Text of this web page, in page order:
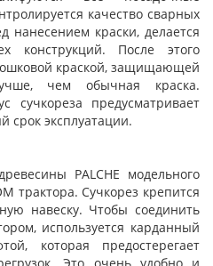
качество сварных
нанесением краски, делается
конструкций. После этого
краской, защищающей
чем обычная краска.
предусматривает
срок эксплуатации.
PALCHE модельного
трактора. Сучкорез крепится
навеску. Чтобы соединить
используется карданный
которая предостерегает